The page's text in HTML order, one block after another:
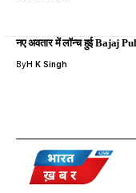
नए अवतार में लॉन्च हुई Bajaj
ByH K Singh